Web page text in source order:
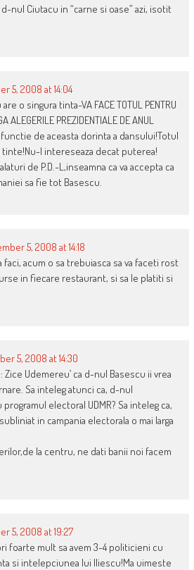
nul Ciutacu in “carne si oase” azi, isotit
5, 2008 at 14:04
o singura tinta-VA FACE TOTUL PENTRU
ALEGERILE PREZIDENTIALE DE ANUL
functie de aceasta dorinta a dansului!Totul
l intereseaza decat puterea!
de P.D.-L,inseamna ca va accepta ca
sa fie tot Basescu.
5, 2008 at 14:18
faci, acum o sa trebuiasca sa va faceti rost
in fiecare restaurant, si sa le platiti si
5, 2008 at 14:30
Zice Udemereu’ ca d-nul Basescu ii vrea
Sa inteleg atunci ca, d-nul
electoral UDMR? Sa inteleg ca,
in campania electorala o mai larga
la centru, ne dati banii noi facem
5, 2008 at 19:27
foarte mult sa avem 3-4 politicieni cu
si intelepciunea lui Iliescu!Ma uimeste